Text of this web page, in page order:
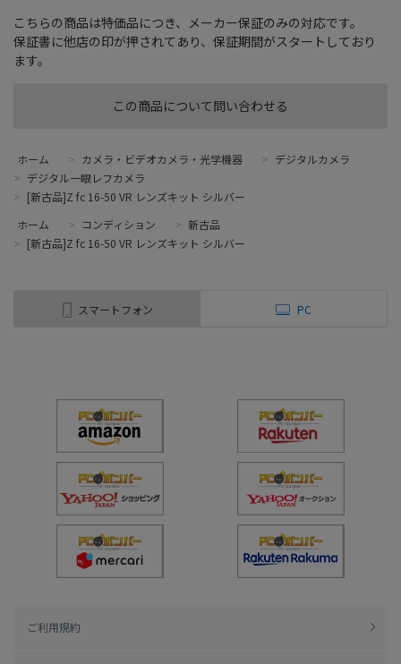
この商品について問い合わせる
こちらの商品は特価品につき、メーカー保証のみの対応です。
保証書に他店の印が押されてあり、保証期間がスタートしており
ます。
ホーム > カメラ・ビデオカメラ・光学機器 > デジタルカメラ
> デジタル一眼レフカメラ
> [新古品]Z fc 16-50 VR レンズキット シルバー
ホーム
> コンディション > 新古品
> [新古品]Z fc 16-50 VR レンズキット シルバー
スマートフォン PC
ご利用規約